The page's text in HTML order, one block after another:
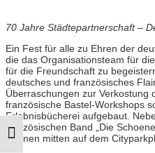
Umschalten auf hohe Kontraste
70 Jahre Städtepartnerschaft –
Ein Fest für alle zu Ehren der
die das Organisationsteam für
für die Freundschaft zu
deutsches und französisches
Überraschungen zur Verkostung
französische Bastel-Workshops
Erlebnisbücherei aufgebaut.
französischen Band „Die
Fahnen mitten auf dem